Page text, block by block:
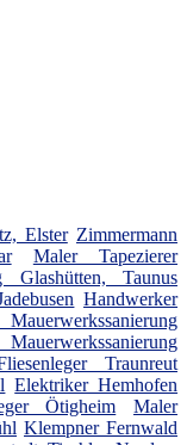
Elster Zimmermann
Maler Tapezierer
Glashütten, Taunus
Handwerker
Traunreut
Elektriker Hemhofen
Ötigheim
Maler
Klempner Fernwald